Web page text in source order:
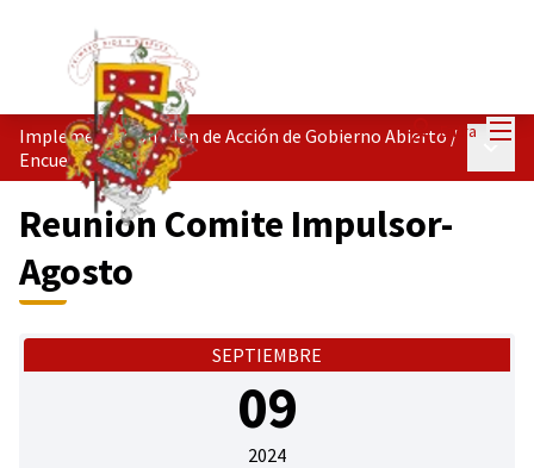
Entra
Implementación Plan de Acción de Gobierno Abierto /
Encuentros
Reunión Comite Impulsor-
Agosto
SEPTIEMBRE
09
2024